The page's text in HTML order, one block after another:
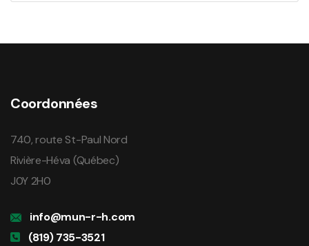
Coordonnées
740, route St-Paul Nord
Rivière-Héva (Québec)
J0Y 2H0
info@mun-r-h.com
(819) 735-3521